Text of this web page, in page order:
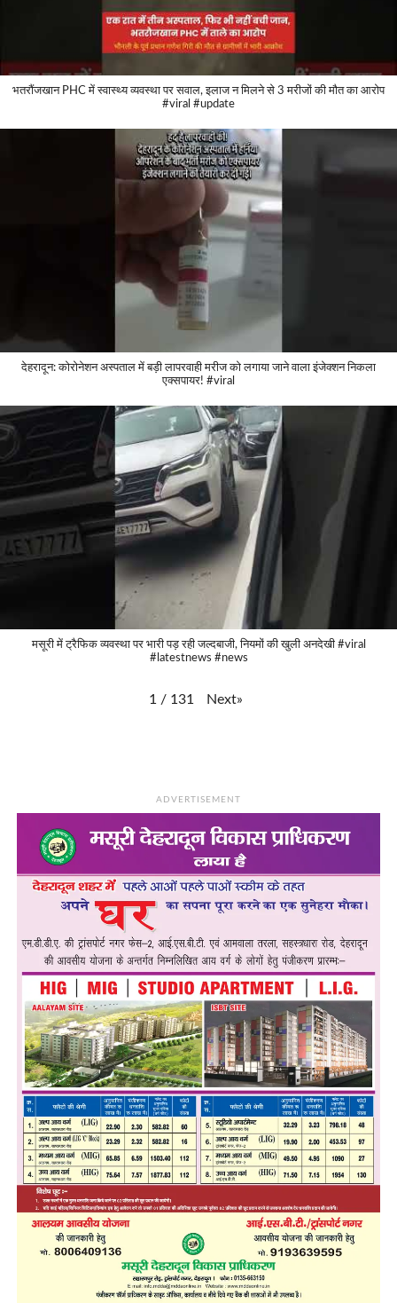
भतरौंजखान PHC में स्वास्थ्य व्यवस्था पर सवाल, इलाज न मिलने से 3 मरीजों की मौत का आरोप
#viral #update
देहरादून: कोरोनेशन अस्पताल में बड़ी लापरवाही मरीज को लगाया जाने वाला इंजेक्शन निकला
एक्सपायर! #viral
मसूरी में ट्रैफिक व्यवस्था पर भारी पड़ रही जल्दबाजी, नियमों की खुली अनदेखी #viral
#latestnews #news
1 / 131 Next»
ADVERTISEMENT